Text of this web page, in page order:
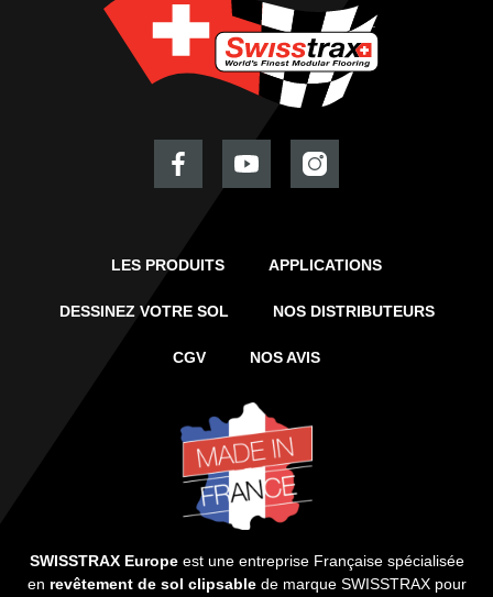
LES PRODUITS APPLICATIONS
DESSINEZ VOTRE SOL NOS DISTRIBUTEURS
CGV NOS AVIS
SWISSTRAX Europeest une entreprise Française spécialisée
en revêtement de sol clipsablede marque SWISSTRAX pour